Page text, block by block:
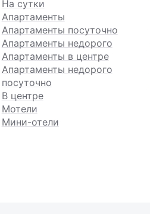
На сутки
Апартаменты
Апартаменты посуточно
Апартаменты недорого
Апартаменты в центре
Апартаменты недорого
посуточно
В центре
Мотели
Мини-отели